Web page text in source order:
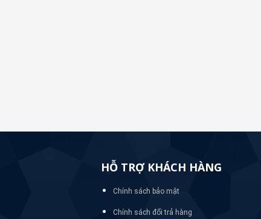
HỖ TRỢ KHÁCH HÀNG
Chính sách bảo mật
Chính sách đổi trả hàng